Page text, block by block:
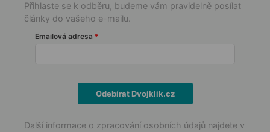
Přihlaste se k odběru, budeme vám pravidelně posílat
články do vašeho e-mailu.
Emailová adresa
Odebírat Dvojklik.cz
Další informace o zpracování osobních údajů najdete v